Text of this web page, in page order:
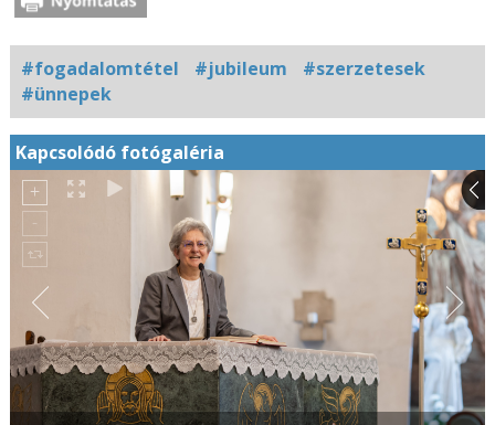
#fogadalomtétel #jubileum
#szerzetesek
#ünnepek
Kapcsolódó fotógaléria